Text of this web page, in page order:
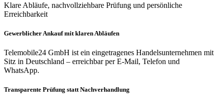
Klare Abläufe, nachvollziehbare Prüfung und persönliche
Erreichbarkeit
Gewerblicher Ankauf mit klaren Abläufen
Telemobile24 GmbH ist ein eingetragenes Handelsunternehmen mit
Sitz in Deutschland – erreichbar per E-Mail, Telefon und
WhatsApp.
Transparente Prüfung statt Nachverhandlung